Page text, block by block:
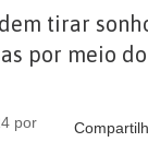
tirar
por meio
por